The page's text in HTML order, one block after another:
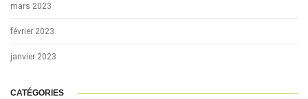
mars 2023
février 2023
janvier 2023
CATÉGORIES